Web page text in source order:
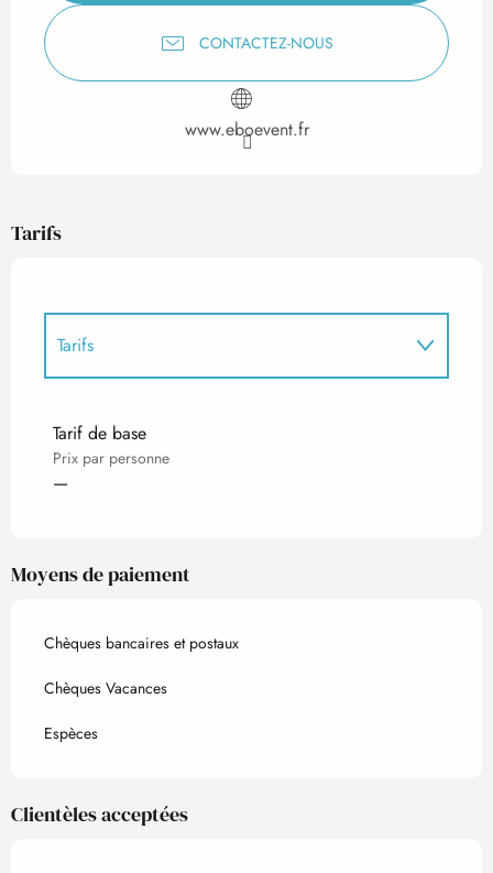
CONTACTEZ-NOUS
www.eboevent.fr
Tarifs
Tarifs
Tarif de base
Prix par personne
—
Moyens de paiement
Chèques bancaires et postaux
Chèques Vacances
Espèces
Clientèles acceptées